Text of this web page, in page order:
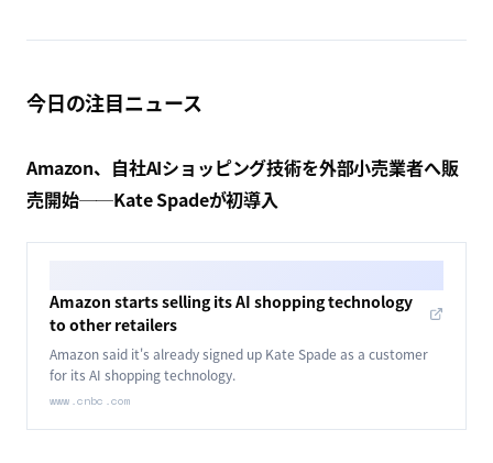
今日の注目ニュース
Amazon、自社AIショッピング技術を外部小売業者へ販
売開始──Kate Spadeが初導入
Amazon starts selling its AI shopping technology
to other retailers
Amazon said it's already signed up Kate Spade as a customer
for its AI shopping technology.
www.cnbc.com